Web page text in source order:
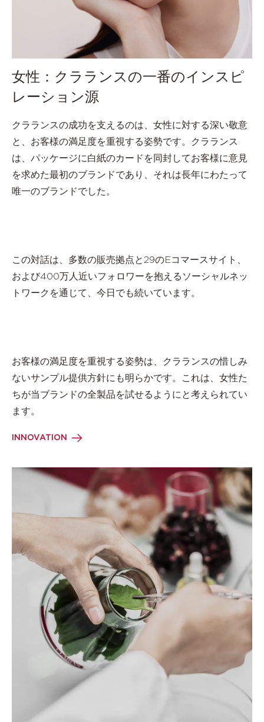
女性：クラランスの一番のインスピ
レーション源
クラランスの成功を支えるのは、女性に対する深い敬意
と、お客様の満足度を重視する姿勢です。クラランス
は、パッケージに白紙のカードを同封してお客様に意見
を求めた最初のブランドであり、それは長年にわたって
唯一のブランドでした。
この対話は、多数の販売拠点と29のEコマースサイト、
および400万人近いフォロワーを抱えるソーシャルネッ
トワークを通じて、今日でも続いています。
お客様の満足度を重視する姿勢は、クラランスの惜しみ
ないサンプル提供方針にも明らかです。これは、女性た
ちが当ブランドの全製品を試せるようにと考えられてい
ます。
INNOVATION